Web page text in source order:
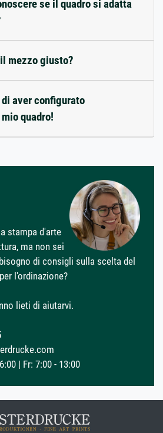
se il quadro si adatta
mezzo giusto?
aver configurato
quadro!
stampa d'arte
ma non sei
di consigli sulla scelta del
l'ordinazione?
lieti di aiutarvi.
| Fr: 7:00 - 13:00